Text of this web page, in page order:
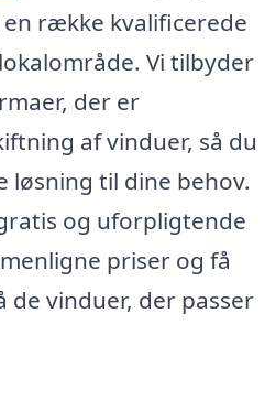
række kvalificerede
Vi tilbyder
der er
af vinduer, så du
løsning til dine behov.
og uforpligtende
priser og få
de vinduer, der passer